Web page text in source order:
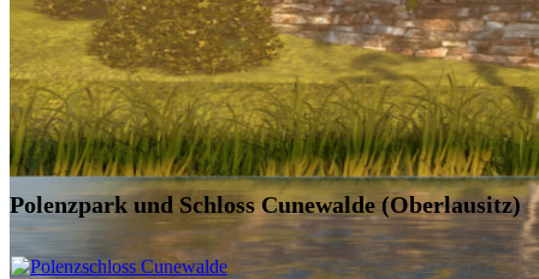
Polenzpark und Schloss Cunewalde (Oberlausitz)